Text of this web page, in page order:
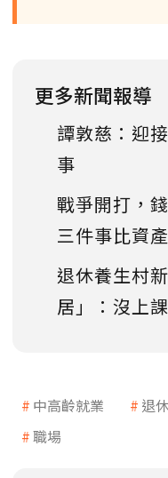
更多新聞報導
譚敦慈：迎
事
戰爭開打，
三件事比資
退休養生村
居」：沒上
中高齡就業 退休
職場